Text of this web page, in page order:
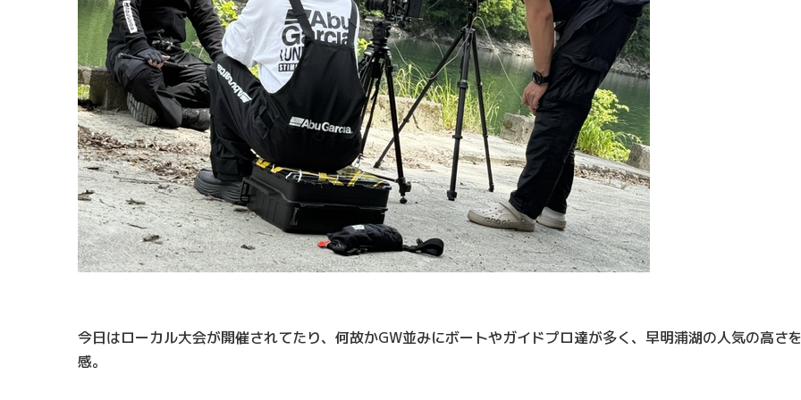
今日はローカル大会が開催されてたり、何故かGW並みにボートやガイドプロ達が多く、早明浦湖の人気の高さ
感。